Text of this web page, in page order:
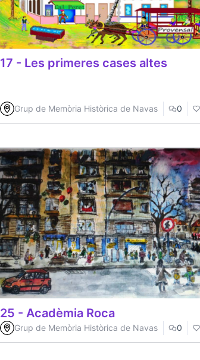
17 - Les primeres cases altes
Grup de Memòria Històrica de Navas 0
25 - Acadèmia Roca
Grup de Memòria Històrica de Navas 0